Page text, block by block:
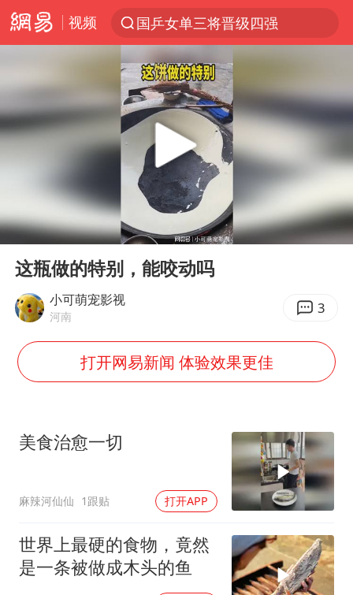
视频
国乒女单三将晋级四强
光影经济撬动暑期消费新蓝海
新疆优化调整景区内自驾服务费
WTT瑞典大满贯女单签表出炉
情侣平潭拍日出坠崖1死1伤
36岁男演员成景区NPC后人气爆棚
全民健身事业高质量发展
老挝国会主席赛宋蓬逝世
《欢迎来龙餐馆》口碑
白海豚将正面袭击贯穿浙江
酒店回应车内过夜被收150元
黄金牛市回来了吗
杭州全市有序停课
乐享全民健身 共筑健康中国
Play
00:00 00:18
这瓶做的特别，能咬动吗
小可萌宠影视
河南 3
打开网易新闻 体验效果更佳
美食治愈一切
麻辣河仙仙 1跟贴 打开APP
世界上最硬的食物，竟然
是一条被做成木头的鱼